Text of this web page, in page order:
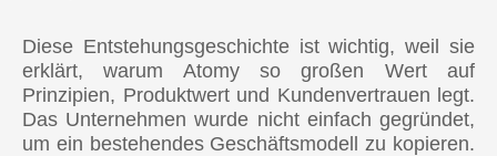
Diese Entstehungsgeschichte ist wichtig, weil sie
erklärt, warum Atomy so großen Wert auf
Prinzipien, Produktwert und Kundenvertrauen legt.
Das Unternehmen wurde nicht einfach gegründet,
um ein bestehendes Geschäftsmodell zu kopieren.